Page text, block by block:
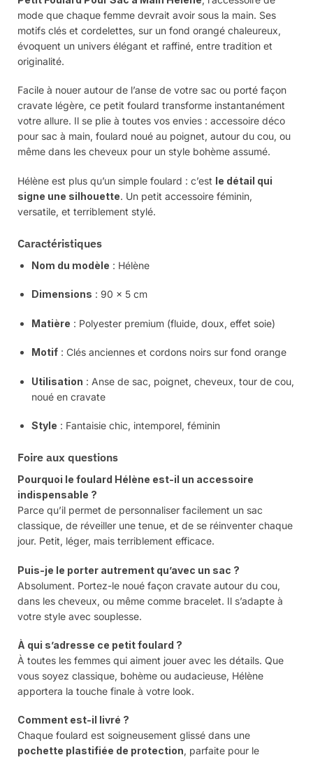
mode que chaque femme devrait avoir sous la main. Ses
motifs clés et cordelettes, sur un fond orangé chaleureux,
évoquent un univers élégant et raffiné, entre tradition et
originalité.
Facile à nouer autour de l’anse de votre sac ou porté façon
cravate légère, ce petit foulard transforme instantanément
votre allure. Il se plie à toutes vos envies : accessoire déco
pour sac à main, foulard noué au poignet, autour du cou, ou
même dans les cheveux pour un style bohème assumé.
Hélène est plus qu’un simple foulard : c’est le détail qui
signe une silhouette. Un petit accessoire féminin,
versatile, et terriblement stylé.
Caractéristiques
Nom du modèle : Hélène
Dimensions : 90 x 5 cm
Matière : Polyester premium (fluide, doux, effet soie)
Motif : Clés anciennes et cordons noirs sur fond orange
Utilisation : Anse de sac, poignet, cheveux, tour de cou,
noué en cravate
Style : Fantaisie chic, intemporel, féminin
Foire aux questions
Pourquoi le foulard Hélène est-il un accessoire
indispensable ?
Parce qu’il permet de personnaliser facilement un sac
classique, de réveiller une tenue, et de se réinventer chaque
jour. Petit, léger, mais terriblement efficace.
Puis-je le porter autrement qu’avec un sac ?
Absolument. Portez-le noué façon cravate autour du cou,
dans les cheveux, ou même comme bracelet. Il s’adapte à
votre style avec souplesse.
À qui s’adresse ce petit foulard ?
À toutes les femmes qui aiment jouer avec les détails. Que
vous soyez classique, bohème ou audacieuse, Hélène
apportera la touche finale à votre look.
Comment est-il livré ?
Chaque foulard est soigneusement glissé dans une
pochette plastifiée de protection, parfaite pour le